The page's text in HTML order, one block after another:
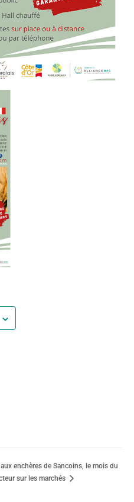
enchères de Sancoins, le mois du
sur les marchés